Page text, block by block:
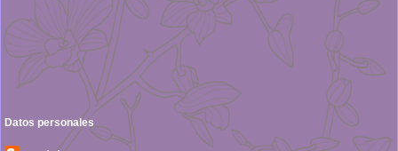
Datos personales